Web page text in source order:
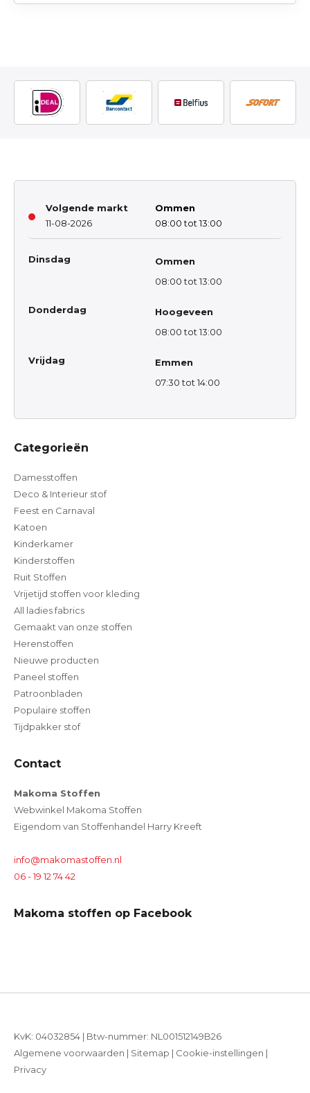
Volgende markt
11-08-2026
Ommen
08:00 tot 13:00
Dinsdag
Ommen
08:00 tot 13:00
Donderdag
Hoogeveen
08:00 tot 13:00
Vrijdag
Emmen
07:30 tot 14:00
Categorieën
Damesstoffen
Deco & Interieur stof
Feest en Carnaval
Katoen
Kinderkamer
Kinderstoffen
Ruit Stoffen
Vrijetijd stoffen voor kleding
All ladies fabrics
Gemaakt van onze stoffen
Herenstoffen
Nieuwe producten
Paneel stoffen
Patroonbladen
Populaire stoffen
Tijdpakker stof
Contact
Makoma Stoffen
Webwinkel Makoma Stoffen
Eigendom van Stoffenhandel Harry Kreeft
info@makomastoffen.nl
06 - 19 12 74 42
Makoma stoffen op Facebook
KvK: 04032854 | Btw-nummer: NL001512149B26
Algemene voorwaarden | Sitemap | Cookie-instellingen |
Privacy